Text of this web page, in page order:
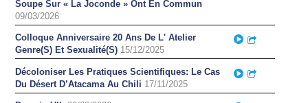
Soupe Sur « La Joconde » Ont En Commun
09/03/2026
Colloque Anniversaire 20 Ans De L' Atelier
Genre(S) Et Sexualité(S) 15/12/2025
Play
Décoloniser Les Pratiques Scientifiques: Le Cas
Du Désert D’Atacama Au Chili 17/11/2025
Play